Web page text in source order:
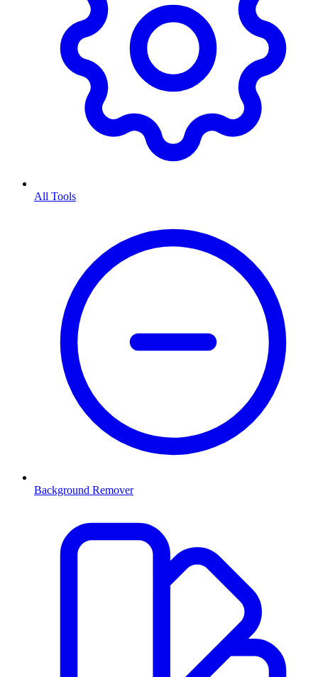
All Tools
Background Remover